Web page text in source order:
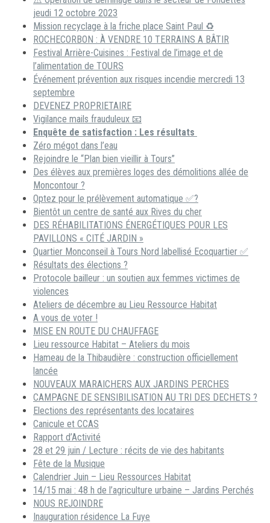
jeudi 12 octobre 2023
Mission recyclage à la friche place Saint Paul ♻️
ROCHECORBON : À VENDRE 10 TERRAINS A BÂTIR
Festival Arrière-Cuisines : Festival de l’image et de
l’alimentation de TOURS
Événement prévention aux risques incendie mercredi 13
septembre
DEVENEZ PROPRIETAIRE
Vigilance mails frauduleux 📧
Enquête de satisfaction : Les résultats
Zéro mégot dans l’eau
Rejoindre le “Plan bien vieillir à Tours”
Des élèves aux premières loges des démolitions allée de
Moncontour ?
Optez pour le prélèvement automatique ✅?
Bientôt un centre de santé aux Rives du cher
DES RÉHABILITATIONS ÉNERGÉTIQUES POUR LES
PAVILLONS « CITÉ JARDIN »
Quartier Monconseil à Tours Nord labellisé Ecoquartier ✅
Résultats des élections ?
Protocole bailleur : un soutien aux femmes victimes de
violences
Ateliers de décembre au Lieu Ressource Habitat
A vous de voter !
MISE EN ROUTE DU CHAUFFAGE
Lieu ressource Habitat – Ateliers du mois
Hameau de la Thibaudière : construction officiellement
lancée
NOUVEAUX MARAICHERS AUX JARDINS PERCHES
CAMPAGNE DE SENSIBILISATION AU TRI DES DECHETS ?
Elections des représentants des locataires
Canicule et CCAS
Rapport d’Activité
28 et 29 juin / Lecture : récits de vie des habitants
Fête de la Musique
Calendrier Juin – Lieu Ressources Habitat
14/15 mai : 48 h de l’agriculture urbaine – Jardins Perchés
NOUS REJOINDRE
Inauguration résidence La Fuye